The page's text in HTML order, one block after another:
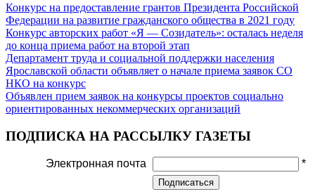
Конкурс на предоставление грантов Президента Российской
Федерации на развитие гражданского общества в 2021 году
Конкурс авторских работ «Я — Созидатель»: осталась неделя
до конца приема работ на второй этап
Департамент труда и социальной поддержки населения
Ярославской области объявляет о начале приема заявок СО
НКО на конкурс
Объявлен прием заявок на конкурсы проектов социально
ориентированных некоммерческих организаций
ПОДПИСКА НА РАССЫЛКУ ГАЗЕТЫ
Электронная почта *
Подписаться